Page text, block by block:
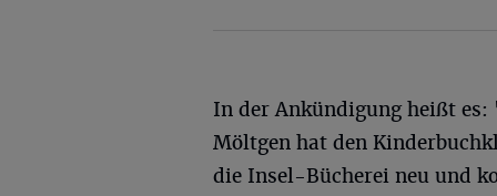
In der Ankündigung heißt
Möltgen hat den
die Insel-Bücherei neu und